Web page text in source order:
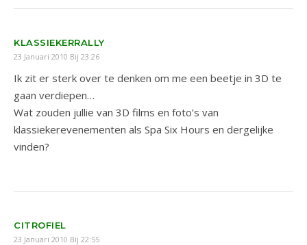
KLASSIEKERRALLY
23 Januari 2010 Bij 23:26
Ik zit er sterk over te denken om me een beetje in 3D te
gaan verdiepen…
Wat zouden jullie van 3D films en foto’s van
klassiekerevenementen als Spa Six Hours en dergelijke
vinden?
CITROFIEL
23 Januari 2010 Bij 22:55